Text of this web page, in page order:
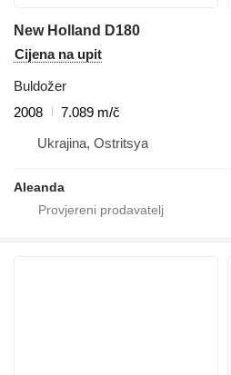
New Holland D180
Cijena na upit
Buldožer
2008
7.089 m/č
Ukrajina, Ostritsya
Aleanda